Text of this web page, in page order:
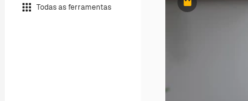
Todas as ferramentas Premium